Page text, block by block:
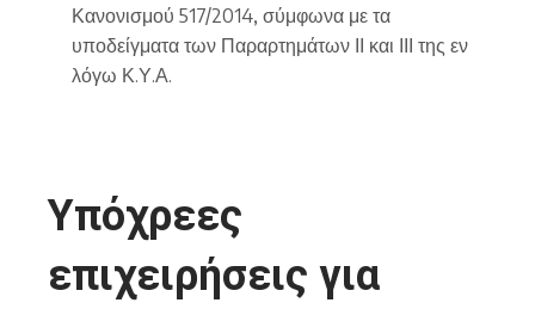
Κανονισμού 517/2014, σύμφωνα με τα
υποδείγματα των Παραρτημάτων ΙΙ και ΙΙΙ της εν
λόγω Κ.Υ.Α.
Υπόχρεες
επιχειρήσεις για